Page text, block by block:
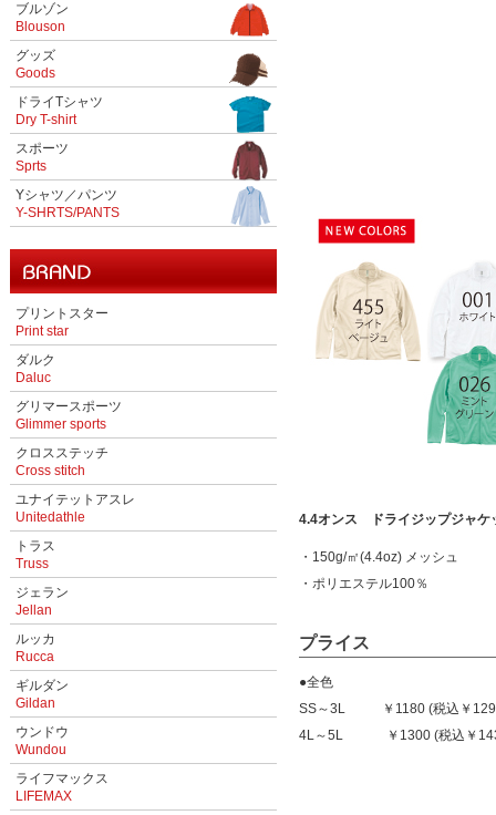
ブルゾン
Blouson
グッズ
Goods
ドライTシャツ
Dry T-shirt
スポーツ
Sprts
Yシャツ／パンツ
Y-SHRTS/PANTS
プリントスター
Print star
ダルク
Daluc
グリマースポーツ
Glimmer sports
クロスステッチ
Cross stitch
ユナイテットアスレ
Unitedathle
トラス
Truss
ジェラン
Jellan
ルッカ
Rucca
ギルダン
Gildan
ウンドウ
Wundou
ライフマックス
LIFEMAX
4.4オンス ドライジップジャ
・150g/㎡(4.4oz) メッシュ
・ポリエステル100％
プライス
●全色
SS～3L ￥1180 (税込￥
4L～5L ￥1300 (税込￥